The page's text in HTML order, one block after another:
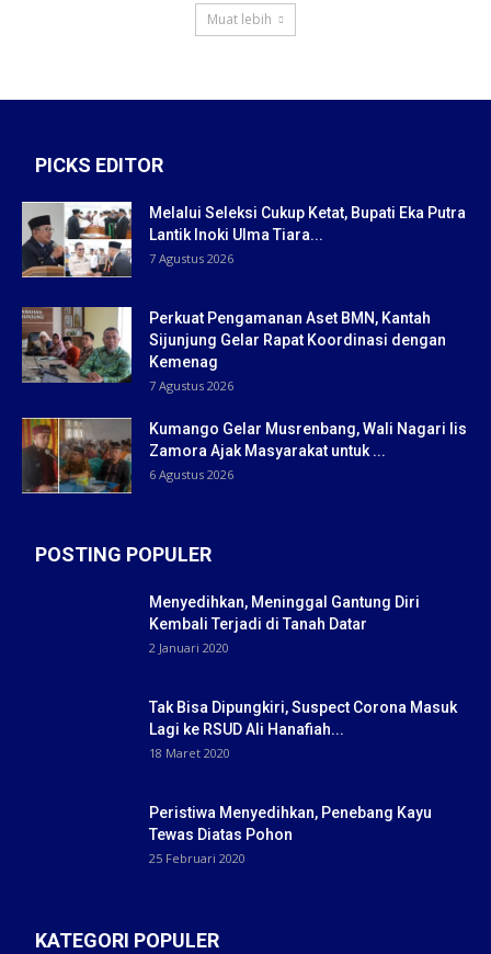
Muat lebih
PICKS EDITOR
Melalui Seleksi Cukup Ketat, Bupati Eka Putra
Lantik Inoki Ulma Tiara...
7 Agustus 2026
Perkuat Pengamanan Aset BMN, Kantah
Sijunjung Gelar Rapat Koordinasi dengan
Kemenag
7 Agustus 2026
Kumango Gelar Musrenbang, Wali Nagari Iis
Zamora Ajak Masyarakat untuk ...
6 Agustus 2026
POSTING POPULER
Menyedihkan, Meninggal Gantung Diri
Kembali Terjadi di Tanah Datar
2 Januari 2020
Tak Bisa Dipungkiri, Suspect Corona Masuk
Lagi ke RSUD Ali Hanafiah...
18 Maret 2020
Peristiwa Menyedihkan, Penebang Kayu
Tewas Diatas Pohon
25 Februari 2020
KATEGORI POPULER